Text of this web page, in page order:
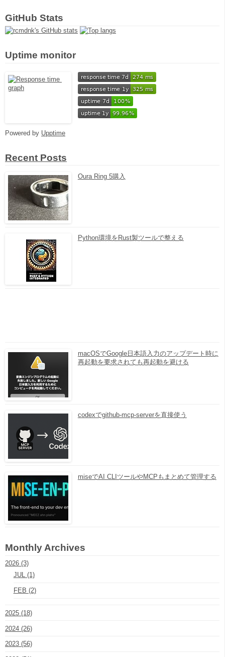
GitHub Stats
Uptime monitor
Powered by Upptime
Recent Posts
Oura Ring 5購入
Python環境をRust製ツールで整える
macOSでGoogle日本語入力のアップデート時に
再起動を要求されても再起動を避ける
codexでgithub-mcp-serverを直接使う
miseでAI CLIツールやMCPもまとめて管理する
Monthly Archives
2026 (3)
JUL (1)
FEB (2)
2025 (18)
2024 (26)
2023 (56)